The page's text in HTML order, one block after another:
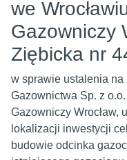
we
Gazowniczy
Ziębicka nr
w sprawie ustalenia na
Gazownictwa Sp. z o.o.
Gazowniczy Wrocław,
lokalizacji inwestycji
budowie odcinka